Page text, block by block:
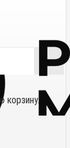
корзину.